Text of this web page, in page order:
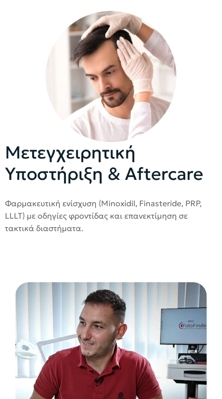
Μετεγχειρητική
Υποστήριξη & Aftercare
Φαρμακευτική ενίσχυση (Minoxidil, Finasteride, PRP,
LLLT) με οδηγίες φροντίδας και επανεκτίμηση σε
τακτικά διαστήματα.